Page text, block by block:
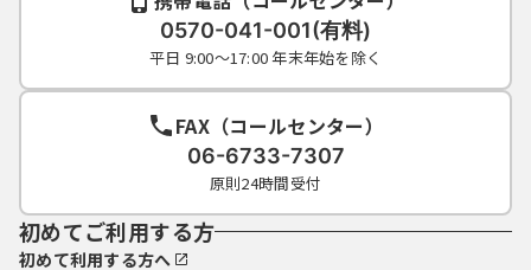
0570-041-001(有料)
平日 9:00～17:00 年末年始を除く
FAX（コールセンター）
06-6733-7307
原則24時間受付
初めてご利用する方
初めて利用する方へ